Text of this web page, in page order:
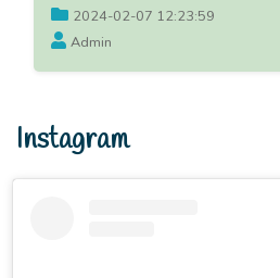
2024-02-07 12:23:59
Admin
Instagram